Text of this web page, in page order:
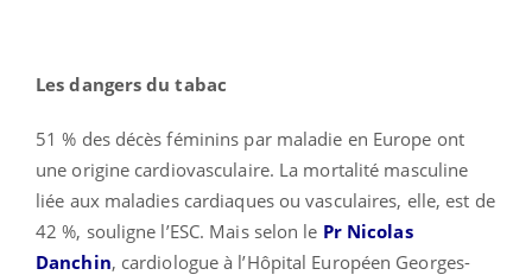
Les dangers du tabac
51 % des décès féminins par maladie en Europe ont
une origine cardiovasculaire. La mortalité masculine
liée aux maladies cardiaques ou vasculaires, elle, est de
42 %, souligne l’ESC. Mais selon le Pr Nicolas
Danchin, cardiologue à l’Hôpital Européen Georges-